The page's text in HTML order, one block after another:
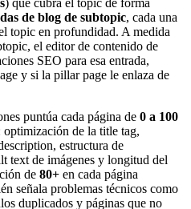
de blog de subtopic, cada una
topic en profundidad. A medida
el editor de contenido de
SEO para esa entrada,
y si la pillar page le enlaza de
puntúa cada página de 0 a 100
optimización de la title tag,
estructura de
text de imágenes y longitud del
de 80+ en cada página
señala problemas técnicos como
duplicados y páginas que no